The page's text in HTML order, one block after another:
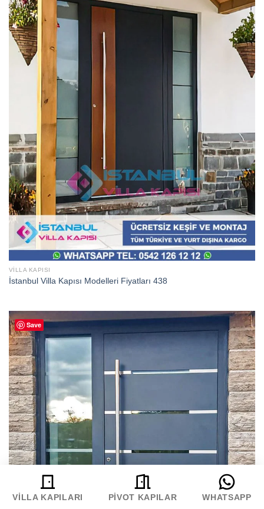
VILLA KAPISI
İstanbul Villa Kapısı Modelleri Fiyatları 438
Save
VILLA KAPILARI PIVOT KAPILAR WHATSAPP